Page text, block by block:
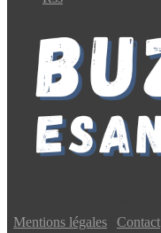
Mentions légales Contact